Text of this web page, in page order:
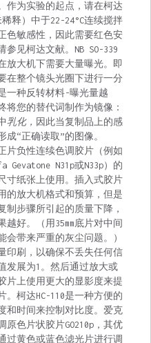
作为实验的起点，请在柯达
释）中于22-24°C连续搅拌
色敏感性，因此需要红色安
见柯达文献。NB SO-339
放大机下需要大量曝光。即
在整个镜头光圈下进行一分
一种反转材料-曝光量越
将您的替代词制作为镜像：
乳化， 因此当复制品上的感
“正确读取”的图像。
片负性连续色调胶片（例如
Gevatone N31p或N33p）的
寸纸张上使用。插入式胶片
的放大机格式和预算，但是
制步骤所引起的质量下降，
好。（用35mm底片对中间
会带来严重的灰尘问题。）
印刷，以确保不丢失任何信
发展为1。然后通过放大或
片上使用更大的显影度来提
。柯达HC-110是一种方便的
和时间来控制对比度。爱克
色片状胶片GO210p，其优
过黄色或蓝色滤光片进行调